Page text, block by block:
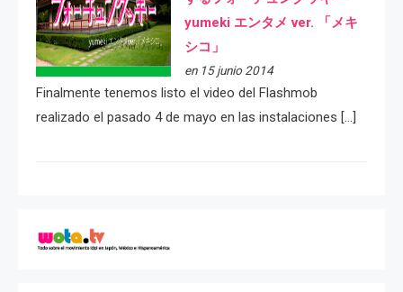
yumeki エンタメ ver. 「メキ
シコ」
en 15 junio 2014
Finalmente tenemos listo el video del Flashmob
realizado el pasado 4 de mayo en las instalaciones […]